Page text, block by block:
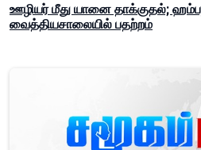
ஊழியர் மீது யானை தாக்குதல்;
வைத்தியசாலையில் பதற்றம்